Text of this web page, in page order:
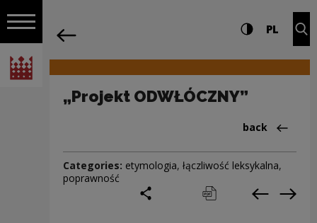
Open navigation
National Centre for Culture Poland
Navigation Settings and search
High contrast
PL
„Projekt ODWŁÓCZNY”
Back
back
Categories: etymologia, łączliwość leksykalna,
poprawność
print pobierz Previous